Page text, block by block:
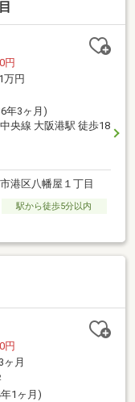
円
万円
年3ヶ月)
央線 大阪港駅 徒歩18
港区八幡屋１丁目
駅から徒歩5分以内
円
3ヶ月
1ヶ月)